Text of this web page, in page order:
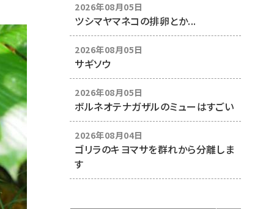
2026年08月05日
ツシマヤマネコの排卵とか...
2026年08月05日
サギソウ
2026年08月05日
ボルネオテナガザルのミューはすごい
2026年08月04日
ゴリラのキヨマサを群れから分離しま
す